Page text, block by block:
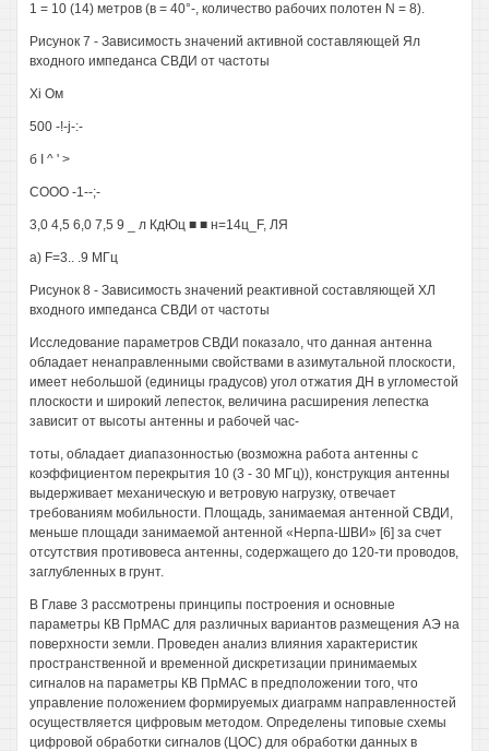
1 = 10 (14) метров (в = 40°-, количество рабочих полотен N = 8).
Рисунок 7 - Зависимость значений активной составляющей Ял
входного импеданса СВДИ от частоты
Xi Ом
500 -!-j-:-
б I ^ ' >
СООО -1--;-
3,0 4,5 6,0 7,5 9 _ л КдЮц ■ ■ н=14ц_F, ЛЯ
a) F=3.. .9 МГц
Рисунок 8 - Зависимость значений реактивной составляющей ХЛ
входного импеданса СВДИ от частоты
Исследование параметров СВДИ показало, что данная антенна
обладает ненаправленными свойствами в азимутальной плоскости,
имеет небольшой (единицы градусов) угол отжатия ДН в угломестой
плоскости и широкий лепесток, величина расширения лепестка
зависит от высоты антенны и рабочей час-
тоты, обладает диапазонностью (возможна работа антенны с
коэффициентом перекрытия 10 (3 - 30 МГц)), конструкция антенны
выдерживает механическую и ветровую нагрузку, отвечает
требованиям мобильности. Площадь, занимаемая антенной СВДИ,
меньше площади занимаемой антенной «Нерпа-ШВИ» [6] за счет
отсутствия противовеса антенны, содержащего до 120-ти проводов,
заглубленных в грунт.
В Главе 3 рассмотрены принципы построения и основные
параметры КВ ПрМАС для различных вариантов размещения АЭ на
поверхности земли. Проведен анализ влияния характеристик
пространственной и временной дискретизации принимаемых
сигналов на параметры КВ ПрМАС в предположении того, что
управление положением формируемых диаграмм направленностей
осуществляется цифровым методом. Определены типовые схемы
цифровой обработки сигналов (ЦОС) для обработки данных в